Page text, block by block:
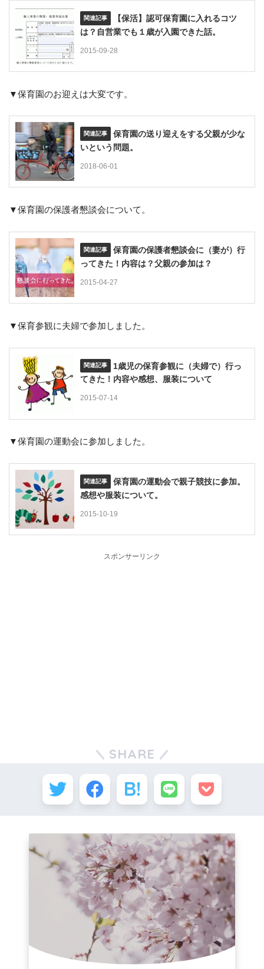
【保活】認可保育園に入れるコツ
は？自営業でも１歳が入園できた話。
2015-09-28
▼保育園のお迎えは大変です。
保育園の送り迎えをする父親が少な
いという問題。
2018-06-01
▼保育園の保護者懇談会について。
保育園の保護者懇談会に（妻が）行
ってきた！内容は？父親の参加は？
2015-04-27
▼保育参観に夫婦で参加しました。
1歳児の保育参観に（夫婦で）行っ
てきた！内容や感想、服装について
2015-07-14
▼保育園の運動会に参加しました。
保育園の運動会で親子競技に参加。
感想や服装について。
2015-10-19
スポンサーリンク
SHARE